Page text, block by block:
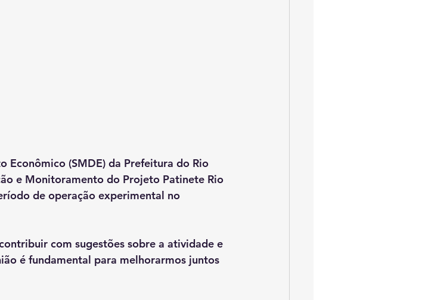
Econômico (SMDE) da Prefeitura do Rio
e Monitoramento do Projeto Patinete Rio
de operação experimental no
com sugestões sobre a atividade e
é fundamental para melhorarmos juntos